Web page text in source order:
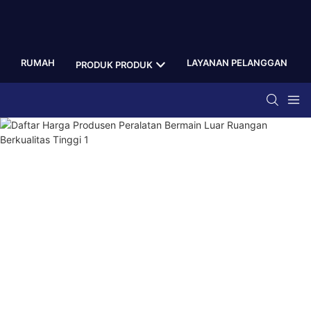
RUMAH PRODUK PRODUK LAYANAN PELANGGAN